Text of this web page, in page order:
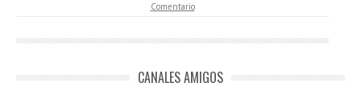
Comentario
CANALES AMIGOS